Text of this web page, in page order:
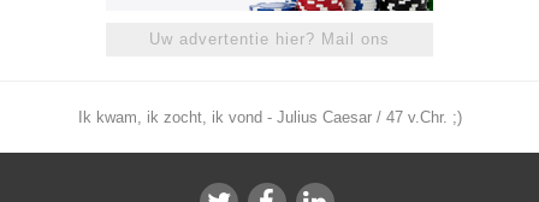
Uw advertentie hier? Mail ons
Ik kwam, ik zocht, ik vond - Julius Caesar / 47 v.Chr. ;)